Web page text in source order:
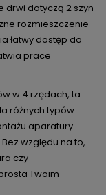
drwi dotyczą 2 szyn
rozmieszczenie
łatwy dostęp do
prace
w 4 rzędach, ta
różnych typów
aparatury
względu na to,
czy
Twoim